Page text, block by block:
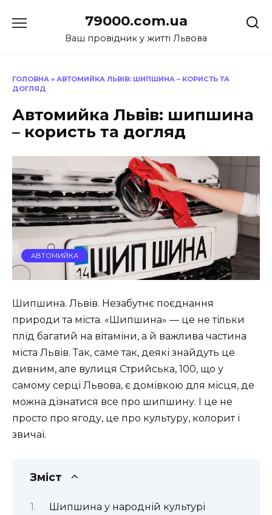
до
79000.com.ua
Ваш провідник у житті Львова
ГОЛОВНА » АВТОМИЙКА ЛЬВІВ: ШИПШИНА – КОРИСТЬ ТА
ДОГЛЯД
Автомийка Львів: шипшина
– користь та догляд
АВТОМИЙКА
Шипшина. Львів. Незабутнє поєднання
природи та міста. «Шипшина» — це не тільки
плід багатий на вітаміни, а й важлива частина
міста Львів. Так, саме так, деякі знайдуть це
дивним, але вулиця Стрийська, 100, що у
самому серці Львова, є домівкою для місця, де
можна дізнатися все про шипшину. І це не
просто про ягоду, це про культуру, колорит і
звичаї.
Зміст
Шипшина у народній культурі